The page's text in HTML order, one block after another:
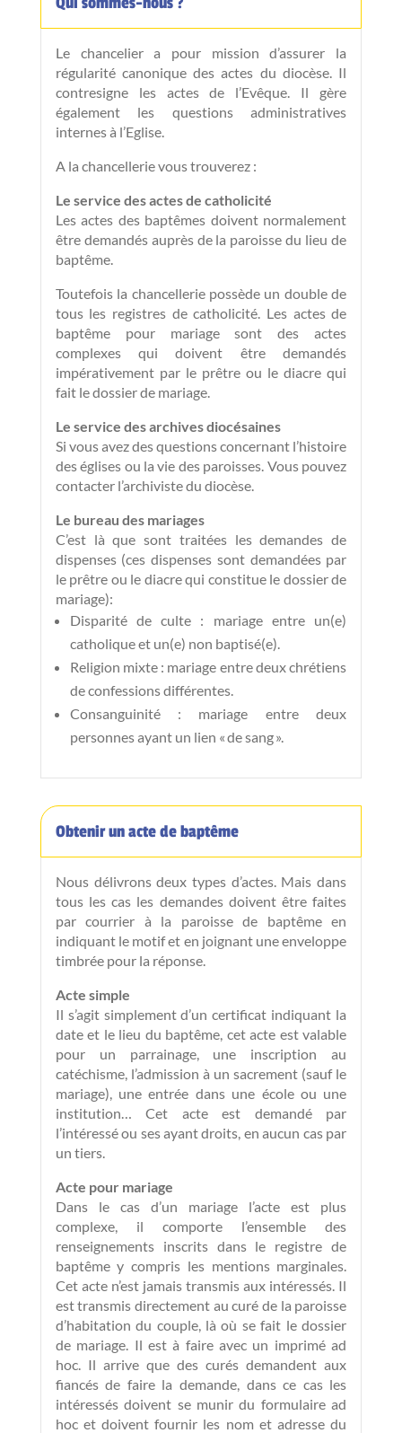
Le chancelier a pour mission d’assurer la
régularité canonique des actes du diocèse. Il
contresigne les actes de l’Evêque. Il gère
également les questions administratives
internes à l’Eglise.
A la chancellerie vous trouverez :
Le service des actes de catholicité
Les actes des baptêmes doivent normalement
être demandés auprès de la paroisse du lieu de
baptême.
Toutefois la chancellerie possède un double de
tous les registres de catholicité. Les actes de
baptême pour mariage sont des actes
complexes qui doivent être demandés
impérativement par le prêtre ou le diacre qui
fait le dossier de mariage.
Le service des archives diocésaines
Si vous avez des questions concernant l’histoire
des églises ou la vie des paroisses. Vous pouvez
contacter l’archiviste du diocèse.
Le bureau des mariages
C’est là que sont traitées les demandes de
dispenses (ces dispenses sont demandées par
le prêtre ou le diacre qui constitue le dossier de
mariage):
Disparité de culte : mariage entre un(e)
catholique et un(e) non baptisé(e).
Religion mixte : mariage entre deux chrétiens
de confessions différentes.
Consanguinité : mariage entre deux
personnes ayant un lien « de sang ».
Obtenir un acte de baptême
Nous délivrons deux types d’actes. Mais dans
tous les cas les demandes doivent être faites
par courrier à la paroisse de baptême en
indiquant le motif et en joignant une enveloppe
timbrée pour la réponse.
Acte simple
Il s’agit simplement d’un certificat indiquant la
date et le lieu du baptême, cet acte est valable
pour un parrainage, une inscription au
catéchisme, l’admission à un sacrement (sauf le
mariage), une entrée dans une école ou une
institution… Cet acte est demandé par
l’intéressé ou ses ayant droits, en aucun cas par
un tiers.
Acte pour mariage
Dans le cas d’un mariage l’acte est plus
complexe, il comporte l’ensemble des
renseignements inscrits dans le registre de
baptême y compris les mentions marginales.
Cet acte n’est jamais transmis aux intéressés. Il
est transmis directement au curé de la paroisse
d’habitation du couple, là où se fait le dossier
de mariage. Il est à faire avec un imprimé ad
hoc. Il arrive que des curés demandent aux
fiancés de faire la demande, dans ce cas les
intéressés doivent se munir du formulaire ad
hoc et doivent fournir les nom et adresse du